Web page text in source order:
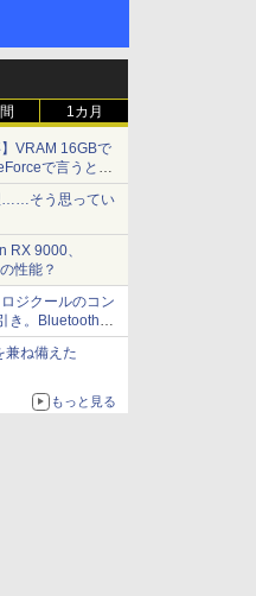
1カ月
VRAM 16GBで
で言うとど
……そう思ってい
RX 9000、
性能？
ジクールのコン
き。Bluetoothで3
兼ね備えた
もっと見る